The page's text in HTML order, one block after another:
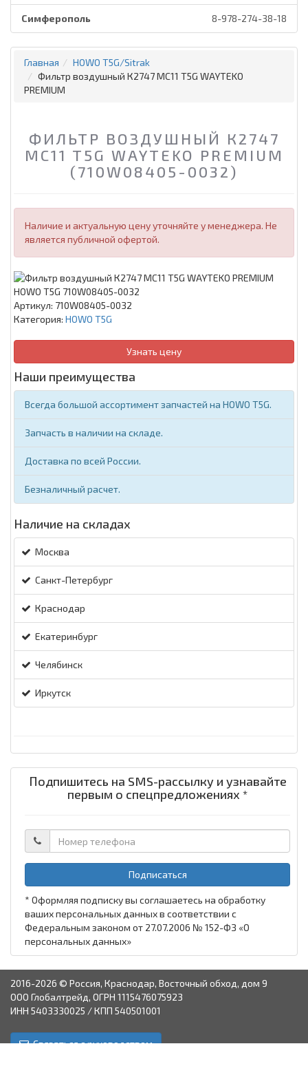
Симферополь 8-978-274-38-18
Главная
HOWO T5G/Sitrak
Фильтр воздушный К2747 MC11 T5G WAYTEKO
PREMIUM
ФИЛЬТР ВОЗДУШНЫЙ К2747
MC11 T5G WAYTEKO PREMIUM
(710W08405-0032)
Наличие и актуальную цену уточняйте у менеджера. Не
является публичной офертой.
Артикул: 710W08405-0032
Категория: HOWO T5G
Узнать цену
Наши преимущества
Всегда большой ассортимент запчастей на HOWO T5G.
Запчасть в наличии на складе.
Доставка по всей России.
Безналичный расчет.
Наличие на складах
Москва
Санкт-Петербург
Краснодар
Екатеринбург
Челябинск
Иркутск
Подпишитесь на SMS-рассылку и узнавайте
первым о спецпредложениях *
Подписаться
* Оформляя подписку вы соглашаетесь на обработку
ваших персональных данных в соответствии с
Федеральным законом от 27.07.2006 № 152-ФЗ «О
персональных данных»
2016-2026 © Россия, Краснодар, Восточный обход, дом 9
ООО Глобалтрейд, ОГРН 1115476075923
ИНН 5403330025 / КПП 540501001
Связаться с руководством